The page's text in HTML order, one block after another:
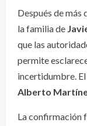
Después de más
la familia de
que las
permite
incertidumbre.
Alberto
La confirmación